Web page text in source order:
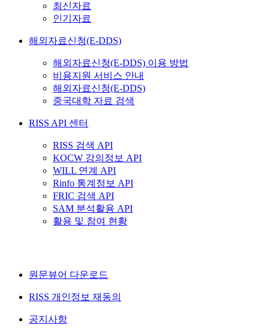
최신자료
인기자료
해외자료신청(E-DDS)
해외자료신청(E-DDS) 이용 방법
비용지원 서비스 안내
해외자료신청(E-DDS)
중국대학 자료 검색
RISS API 센터
RISS 검색 API
KOCW 강의정보 API
WILL 연계 API
Rinfo 통계정보 API
FRIC 검색 API
SAM 분석활용 API
활용 및 참여 현황
원문뷰어 다운로드
RISS 개인정보 재동의
공지사항